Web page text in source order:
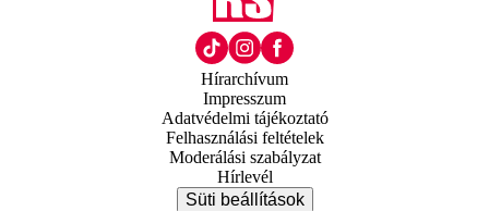
Hírarchívum
Impresszum
Adatvédelmi tájékoztató
Felhasználási feltételek
Moderálási szabályzat
Hírlevél
Süti beállítások